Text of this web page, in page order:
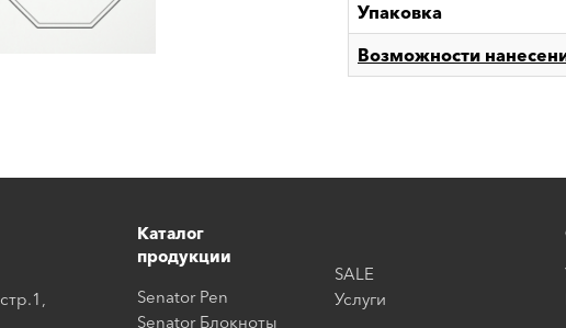
Упаковка
Возможности
Каталог
продукции
Senator Pen
Senator Блокноты
SALE
Услуги